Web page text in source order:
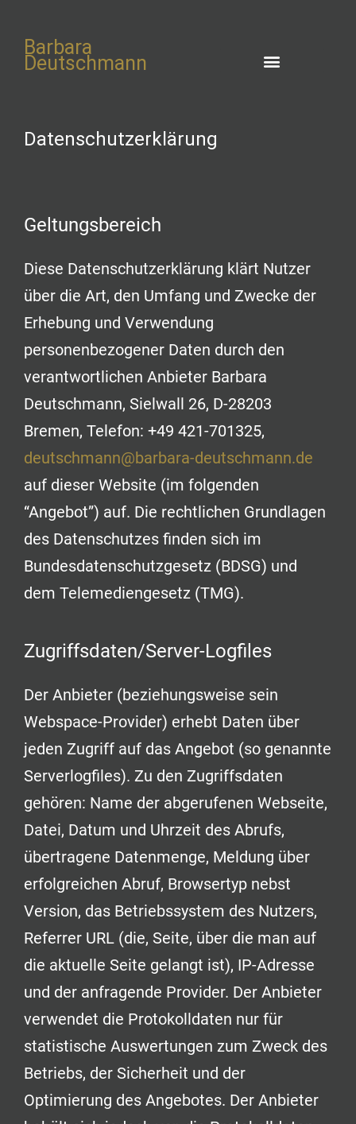
Barbara
Deutschmann
Datenschutzerklärung
Geltungsbereich
Diese Datenschutzerklärung klärt Nutzer
über die Art, den Umfang und Zwecke der
Erhebung und Verwendung
personenbezogener Daten durch den
verantwortlichen Anbieter Barbara
Deutschmann, Sielwall 26, D-28203
Bremen, Telefon: +49 421-701325,
deutschmann@barbara-deutschmann.de
auf dieser Website (im folgenden
“Angebot”) auf. Die rechtlichen Grundlagen
des Datenschutzes finden sich im
Bundesdatenschutzgesetz (BDSG) und
dem Telemediengesetz (TMG).
Zugriffsdaten/Server-Logfiles
Der Anbieter (beziehungsweise sein
Webspace-Provider) erhebt Daten über
jeden Zugriff auf das Angebot (so genannte
Serverlogfiles). Zu den Zugriffsdaten
gehören: Name der abgerufenen Webseite,
Datei, Datum und Uhrzeit des Abrufs,
übertragene Datenmenge, Meldung über
erfolgreichen Abruf, Browsertyp nebst
Version, das Betriebssystem des Nutzers,
Referrer URL (die, Seite, über die man auf
die aktuelle Seite gelangt ist), IP-Adresse
und der anfragende Provider. Der Anbieter
verwendet die Protokolldaten nur für
statistische Auswertungen zum Zweck des
Betriebs, der Sicherheit und der
Optimierung des Angebotes. Der Anbieter